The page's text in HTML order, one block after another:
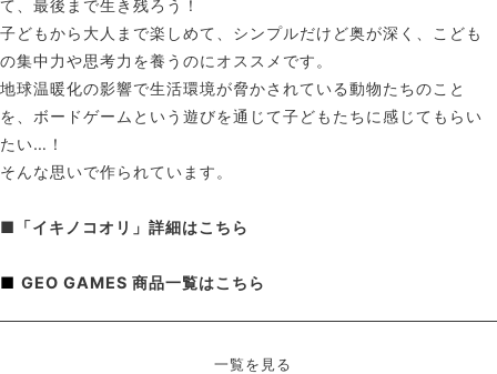
て、最後まで生き残ろう！
子どもから大人まで楽しめて、シンプルだけど奥が深く、こども
の集中力や思考力を養うのにオススメです。
地球温暖化の影響で生活環境が脅かされている動物たちのこと
を、ボードゲームという遊びを通じて子どもたちに感じてもらい
たい…！
そんな思いで作られています。
■ 「イキノコオリ」詳細はこちら
■ GEO GAMES 商品一覧はこちら
一覧を見る